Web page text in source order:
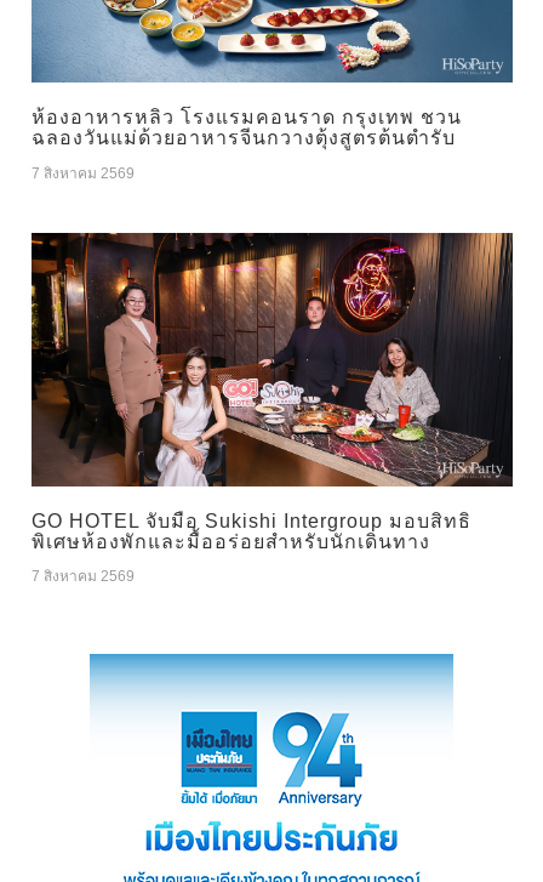
ห้องอาหารหลิว โรงแรมคอนราด กรุงเทพ ชวน
ฉลองวันแม่ด้วยอาหารจีนกวางตุ้งสูตรต้นตำรับ
7 สิงหาคม 2569
GO HOTEL จับมือ Sukishi Intergroup มอบสิทธิ
พิเศษห้องพักและมื้ออร่อยสำหรับนักเดินทาง
7 สิงหาคม 2569